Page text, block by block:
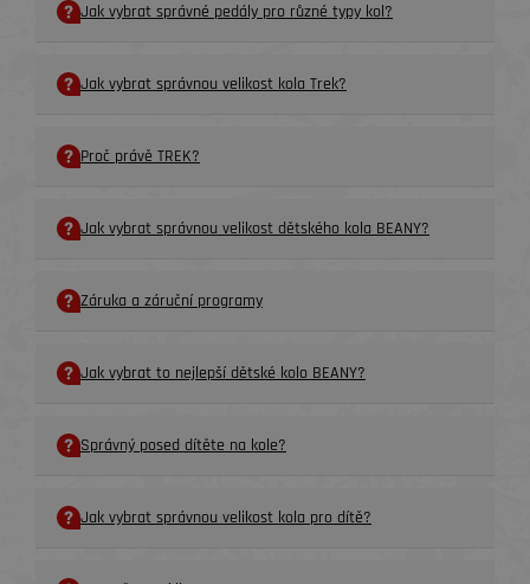
Jak vybrat správné pedály pro různé typy kol?
Jak vybrat správnou velikost kola Trek?
Proč právě TREK?
Jak vybrat správnou velikost dětského kola BEANY?
Záruka a záruční programy
Jak vybrat to nejlepší dětské kolo BEANY?
Správný posed dítěte na kole?
Jak vybrat správnou velikost kola pro dítě?